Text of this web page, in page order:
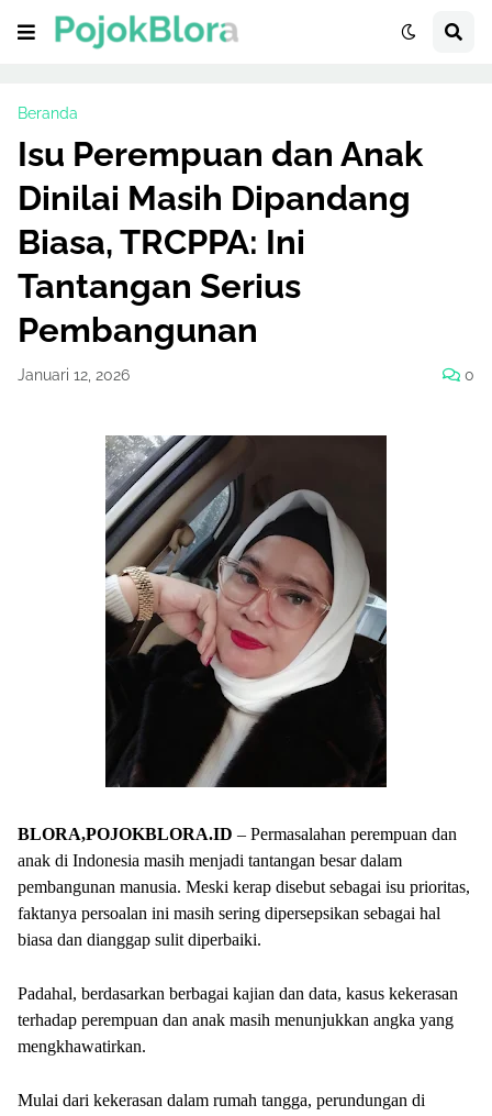
Beranda
Isu Perempuan dan Anak
Dinilai Masih Dipandang
Biasa, TRCPPA: Ini
Tantangan Serius
Pembangunan
Januari 12, 2026 0
BLORA,POJOKBLORA.ID – Permasalahan perempuan dan
anak di Indonesia masih menjadi tantangan besar dalam
pembangunan manusia. Meski kerap disebut sebagai isu prioritas,
faktanya persoalan ini masih sering dipersepsikan sebagai hal
biasa dan dianggap sulit diperbaiki.
Padahal, berdasarkan berbagai kajian dan data, kasus kekerasan
terhadap perempuan dan anak masih menunjukkan angka yang
mengkhawatirkan.
Mulai dari kekerasan dalam rumah tangga, perundungan di